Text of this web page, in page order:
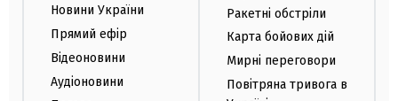
Новини України
Прямий ефір
Відеоновини
Аудіоновини
Ракетні обстріли
Карта бойових дій
Мирні переговори
Повітряна тривога в